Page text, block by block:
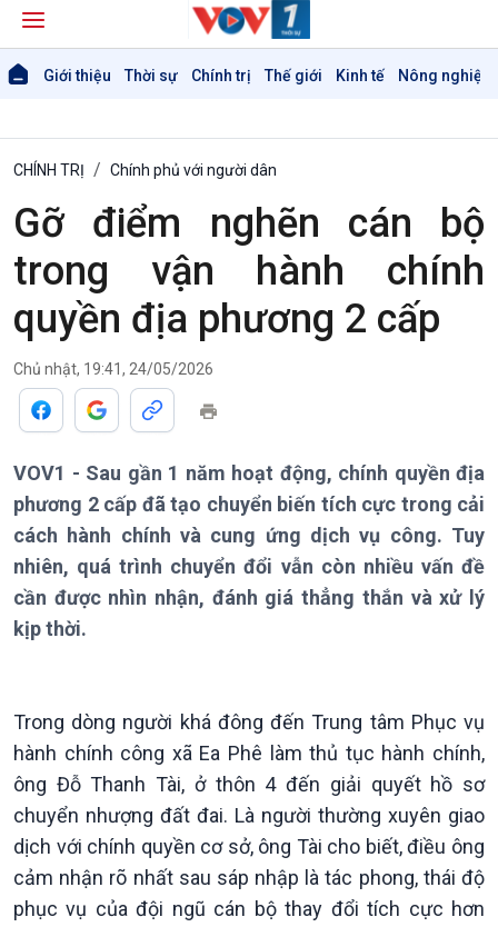
Giới thiệu Thời sự Chính trị Thế giới Kinh tế Nông nghiệp
Thời sự 12h
Thời sự 18h
Thời sự 21h30
Bản tin
Chuyên mục
Theo dòng Thời sự
CHÍNH TRỊ Chính phủ với người dân
Gỡ điểm nghẽn cán bộ
trong vận hành chính
quyền địa phương 2 cấp
Chủ nhật, 19:41, 24/05/2026
VOV1 - Sau gần 1 năm hoạt động, chính quyền địa
phương 2 cấp đã tạo chuyển biến tích cực trong cải
cách hành chính và cung ứng dịch vụ công. Tuy
nhiên, quá trình chuyển đổi vẫn còn nhiều vấn đề
cần được nhìn nhận, đánh giá thẳng thắn và xử lý
kịp thời.
Trong dòng người khá đông đến Trung tâm Phục vụ
hành chính công xã Ea Phê làm thủ tục hành chính,
ông Đỗ Thanh Tài, ở thôn 4 đến giải quyết hồ sơ
chuyển nhượng đất đai. Là người thường xuyên giao
dịch với chính quyền cơ sở, ông Tài cho biết, điều ông
cảm nhận rõ nhất sau sáp nhập là tác phong, thái độ
phục vụ của đội ngũ cán bộ thay đổi tích cực hơn